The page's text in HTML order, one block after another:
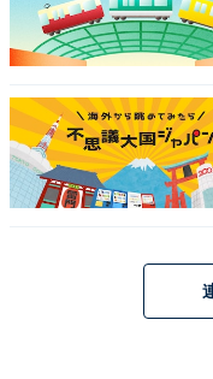
いま」（50代女性
られています。
※コメントは全て原
この記事の筆者：斉
ブに出かけること。